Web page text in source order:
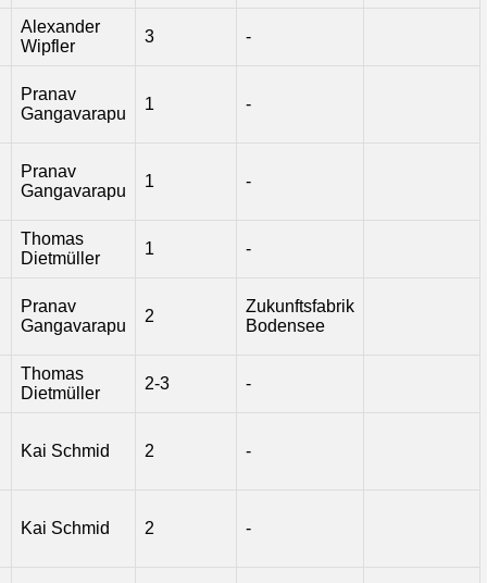
Alexander
Wipfler
3 -
Pranav
Gangavarapu
1 -
Pranav
Gangavarapu
1 -
Thomas
Dietmüller
1 -
Pranav
Gangavarapu
2
Zukunftsfabrik
Bodensee
Thomas
Dietmüller
2-3 -
Kai Schmid 2 -
Kai Schmid 2 -